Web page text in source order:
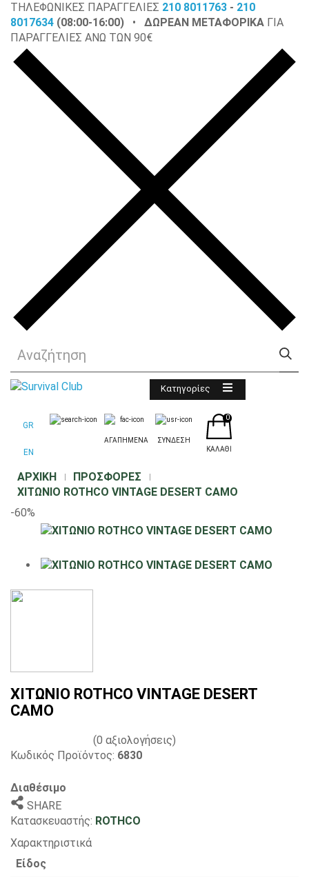
ΤΗΛΕΦΩΝΙΚΕΣ ΠΑΡΑΓΓΕΛΙΕΣ 210 8011763 - 210
8017634 (08:00-16:00) • ΔΩΡΕΑΝ ΜΕΤΑΦΟΡΙΚΑ ΓΙΑ
ΠΑΡΑΓΓΕΛΙΕΣ ΑΝΩ ΤΩΝ 90€
Κατηγορίες
GR
EN
ΑΓΑΠΗΜΕΝΑ
ΣΥΝΔΕΣΗ
ΚΑΛΆΘΙ
0
ΑΡΧΙΚΉ
ΠΡΟΣΦΟΡΈΣ
ΧΙΤΩΝΙΟ ROTHCO VINTAGE DESERT CAMO
-60%
ΧΙΤΩΝΙΟ ROTHCO VINTAGE DESERT
CAMO
(0 αξιολογήσεις)
Κωδικός Προϊόντος: 6830
Διαθέσιμο
SHARE
Κατασκευαστής: ROTHCO
Χαρακτηριστικά
Είδος